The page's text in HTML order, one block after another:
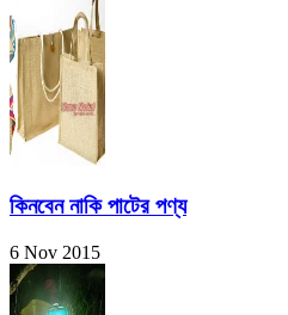
কিনবেন নাকি পাটের পণ্য
6 Nov 2015